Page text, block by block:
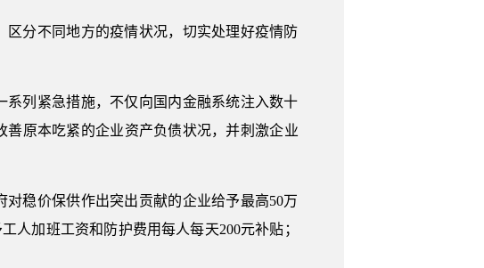
分不同地方的疫情状况，切实处理好疫情防
系列紧急措施，不仅向国内金融系统注入数十
原本吃紧的企业资产负债状况，并刺激企业
稳价保供作出突出贡献的企业给予最高50万
人加班工资和防护费用每人每天200元补贴；